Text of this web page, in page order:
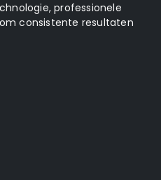
professionele
consistente resultaten